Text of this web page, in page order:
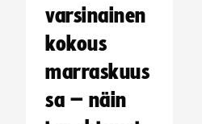
varsinainen
kokous
marraskuus
sa – näin